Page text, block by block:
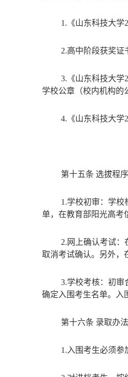
1. 《山东科技大学
2.高中阶段获奖证
3. 《山东科技大学
学校公章（校内机构的
4. 《山东科技大学
第十五条 选拔程序
1.学校初审：学
单，在教育部阳光高考
2.网上确认考试
取消考试确认。另外，
3.学校考核：初审
确定入围考生名单。入
第十六条 录取办法
1.入围考生必须参